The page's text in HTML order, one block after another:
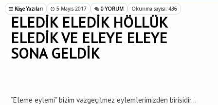
Köşe Yazıları 5 Mayıs 2017 0 YORUM Okunma sayısı: 436
ELEDİK ELEDİK HÖLLÜK
ELEDİK VE ELEYE ELEYE
SONA GELDİK
“Eleme eylemi” bizim vazgeçilmez eylemlerimizden birisidir…